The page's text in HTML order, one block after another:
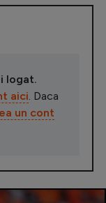
logat.
aici . Daca
un cont